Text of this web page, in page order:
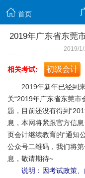
首页
2019年广东省东莞
2019/
相关考试: 初级会计
2019年新年已经到来
关“2019年广东省东莞市
题，目前还没有得到
息，本网将紧跟官方信
页会计继续教育的“通知
公众号二维码，我们将
息，敬请期待~
说明：因考试政策